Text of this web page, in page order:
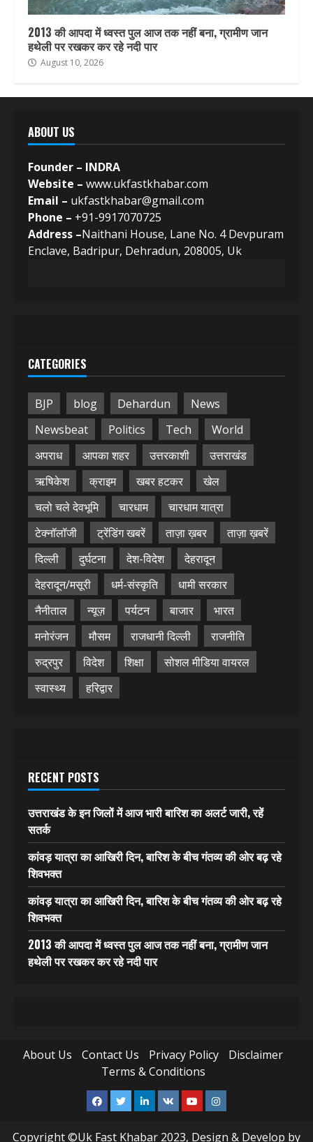
2013 की आपदा में ध्वस्त पुल आज तक नहीं बना, ग्रामीण जान
हथेली पर रखकर कर रहे नदी पार
August 10, 2026
ABOUT US
Founder – INDRA
Website – www.ukfastkhabar.com
Email – ukfastkhabar@gmail.com
Phone – +91-9917070725
Address –Naithani House, Lane No. 4 Devpuram
Enclave, Badripur, Dehradun, 208005, Uk
CATEGORIES
BJP blog Dehardun
News
Newsbeat
Politics Tech
World
अपराध
आपका शहर उत्तरकाशी
उत्तराखंड
ऋषिकेश
क्राइम खबर हटकर
खेल
चलो चले देवभूमि
चारधाम
चारधाम यात्रा
टेक्नॉलॉजी
ट्रेंडिंग खबरें ताज़ा ख़बर
ताज़ा ख़बरें
दिल्ली
दुर्घटना देश-विदेश
देहरादून
देहरादून/मसूरी
धर्म-संस्कृति
धामी सरकार
नैनीताल
न्यूज़ पर्यटन बाजार
भारत
मनोरंजन
मौसम राजधानी दिल्ली
राजनीति
रुद्रपुर
विदेश शिक्षा
सोशल मीडिया वायरल
स्वास्थ्य
हरिद्वार
RECENT POSTS
उत्तराखंड के इन जिलों में आज भारी बारिश का अलर्ट जारी, रहें
सतर्क
कांवड़ यात्रा का आखिरी दिन, बारिश के बीच गंतव्य की ओर बढ़ रहे
शिवभक्त
कांवड़ यात्रा का आखिरी दिन, बारिश के बीच गंतव्य की ओर बढ़ रहे
शिवभक्त
2013 की आपदा में ध्वस्त पुल आज तक नहीं बना, ग्रामीण जान
हथेली पर रखकर कर रहे नदी पार
About Us Contact Us Privacy Policy
Disclaimer
Terms & Conditions
Facebook
TwitterLinkedin
VK YoutubeInstagram
Copyright ©Uk Fast Khabar 2023, Design & Develop by